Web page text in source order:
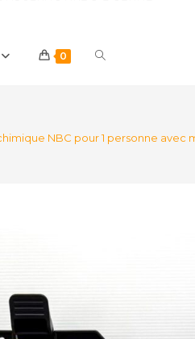
0 Toggle
NBC pour 1 personne avec